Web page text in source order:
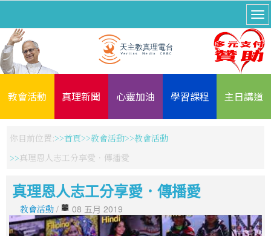
教會活動 真理新聞 心靈加油 學習課程 主日講道
你目前位置: 首頁 教會活動
教會活動
真理恩人志工分享愛．傳播愛
真理恩人志工分享愛．傳播愛
教會活動 / 08 五月 2019